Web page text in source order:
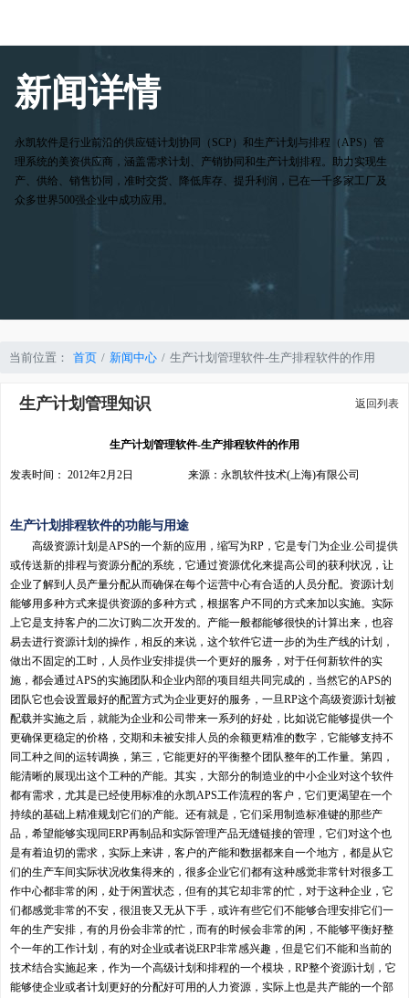
新闻详情
永凯软件是行业前沿的供应链计划协同（SCP）和生产计划与排程（APS）管
理系统的美资供应商，涵盖需求计划、产销协同和生产计划排程。助力实现生
产、供给、销售协同，准时交货、降低库存、提升利润，已在一千多家工厂及
众多世界500强企业中成功应用。
当前位置： 首页 新闻中心 生产计划管理软件-生产排程软件的作用
生产计划管理知识 返回列表
生产计划管理软件-生产排程软件的作用
发表时间： 2012年2月2日 来源：永凯软件技术(上海)有限公司
生产计划排程软件的功能与用途
高级资源计划是APS的一个新的应用，缩写为RP，它是专门为企业.公司提供
或传送新的排程与资源分配的系统，它通过资源优化来提高公司的获利状况，让
企业了解到人员产量分配从而确保在每个运营中心有合适的人员分配。资源计划
能够用多种方式来提供资源的多种方式，根据客户不同的方式来加以实施。实际
上它是支持客户的二次订购二次开发的。产能一般都能够很快的计算出来，也容
易去进行资源计划的操作，相反的来说，这个软件它进一步的为生产线的计划，
做出不固定的工时，人员作业安排提供一个更好的服务，对于任何新软件的实
施，都会通过APS的实施团队和企业内部的项目组共同完成的，当然它的APS的
团队它也会设置最好的配置方式为企业更好的服务，一旦RP这个高级资源计划被
配载并实施之后，就能为企业和公司带来一系列的好处，比如说它能够提供一个
更确保更稳定的价格，交期和未被安排人员的余额更精准的数字，它能够支持不
同工种之间的运转调换，第三，它能更好的平衡整个团队整年的工作量。第四，
能清晰的展现出这个工种的产能。其实，大部分的制造业的中小企业对这个软件
都有需求，尤其是已经使用标准的永凯APS工作流程的客户，它们更渴望在一个
持续的基础上精准规划它们的产能。还有就是，它们采用制造标准键的那些产
品，希望能够实现同ERP再制品和实际管理产品无缝链接的管理，它们对这个也
是有着迫切的需求，实际上来讲，客户的产能和数据都来自一个地方，都是从它
们的生产车间实际状况收集得来的，很多企业它们都有这种感觉非常针对很多工
作中心都非常的闲，处于闲置状态，但有的其它却非常的忙，对于这种企业，它
们都感觉非常的不安，很沮丧又无从下手，或许有些它们不能够合理安排它们一
年的生产安排，有的月份会非常的忙，而有的时候会非常的闲，不能够平衡好整
个一年的工作计划，有的对企业或者说ERP非常感兴趣，但是它们不能和当前的
技术结合实施起来，作为一个高级计划和排程的一个模块，RP整个资源计划，它
能够使企业或者计划更好的分配好可用的人力资源，实际上也是共产能的一个部